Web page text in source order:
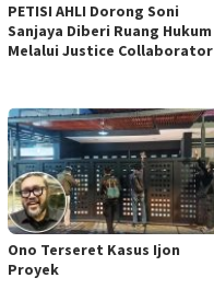
PETISI AHLI Dorong Soni
Sanjaya Diberi Ruang Hukum
Melalui Justice Collaborator
Ono Terseret Kasus Ijon
Proyek